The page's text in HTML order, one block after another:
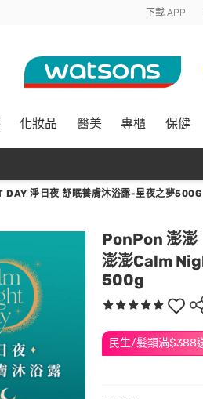
下載 APP
化妝品 醫美 專櫃 保健
DAY 淨日夜 舒眠養膚沐浴露-星夜之夢500G
PonPon 澎澎
澎澎Calm
500g
民生/髮類滿$388